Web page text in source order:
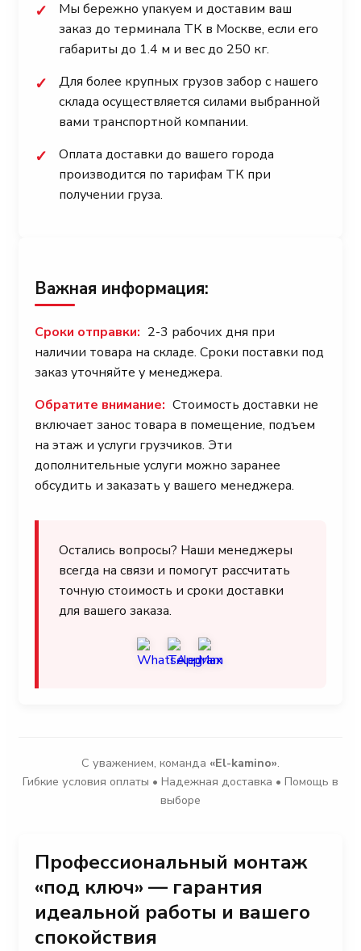
✓
Мы бережно упакуем и доставим ваш
заказ до терминала ТК в Москве, если его
габариты до 1.4 м и вес до 250 кг.
✓
Для более крупных грузов забор с нашего
склада осуществляется силами выбранной
вами транспортной компании.
✓
Оплата доставки до вашего города
производится по тарифам ТК при
получении груза.
Важная информация:
Сроки отправки: 2-3 рабочих дня при
наличии товара на складе. Сроки поставки под
заказ уточняйте у менеджера.
Обратите внимание: Стоимость доставки не
включает занос товара в помещение, подъем
на этаж и услуги грузчиков. Эти
дополнительные услуги можно заранее
обсудить и заказать у вашего менеджера.
Остались вопросы? Наши менеджеры
всегда на связи и помогут рассчитать
точную стоимость и сроки доставки
для вашего заказа.
С уважением, команда «El-kamino».
Гибкие условия оплаты • Надежная доставка • Помощь в
выборе
Профессиональный монтаж
«под ключ» — гарантия
идеальной работы и вашего
спокойствия